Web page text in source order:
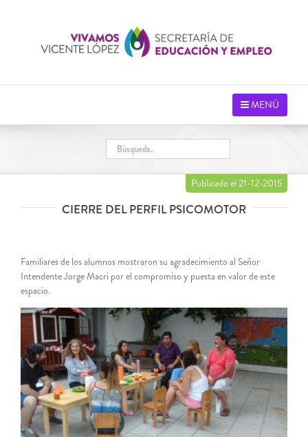
MENÚ
Publicado el 21-12-2015
CIERRE DEL PERFIL PSICOMOTOR
Familiares de los alumnos mostraron su agradecimiento al Señor
Intendente Jorge Macri por el compromiso y puesta en valor de este
espacio.